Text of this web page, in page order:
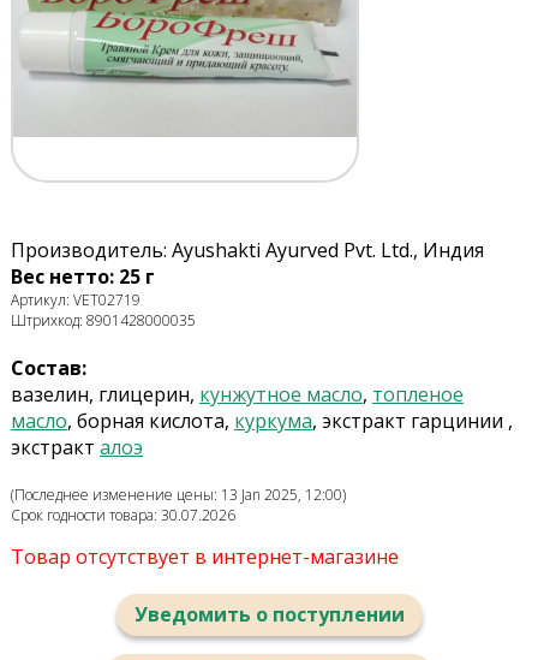
Производитель: Ayushakti Ayurved Pvt. Ltd., Индия
Вес нетто: 25 г
Артикул: VET02719
Штрихкод: 8901428000035
Состав:
вазелин, глицерин, кунжутное масло, топленое
масло, борная кислота, куркума, экстракт гарцинии ,
экстракт алоэ
(Последнее изменение цены: 13 Jan 2025, 12:00)
Срок годности товара: 30.07.2026
Товар отсутствует в интернет-магазине
Уведомить о поступлении